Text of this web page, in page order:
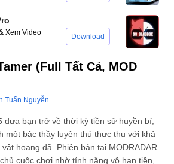
Xem Video Download
(Full Tất Cả, MOD
Tuấn Nguyễn
đưa bạn trở về thời kỳ tiền sử huyền bí,
một bậc thầy luyện thú thực thụ với khả
hoang dã. Phiên bản tại MODRADAR
cuộc chơi nhờ tính năng vô hạn tiền,